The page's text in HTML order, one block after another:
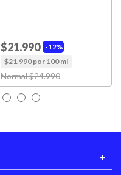
12%
$21.990
$21.990 por 100 ml
Price reduced from
Normal $24.990